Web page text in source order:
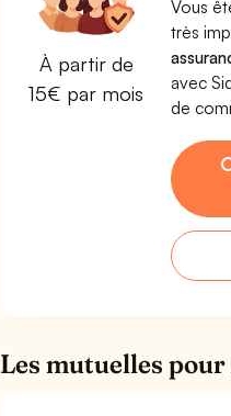
À partir de
15€ par mois
Vous
très
avec
de
Les mutuelles